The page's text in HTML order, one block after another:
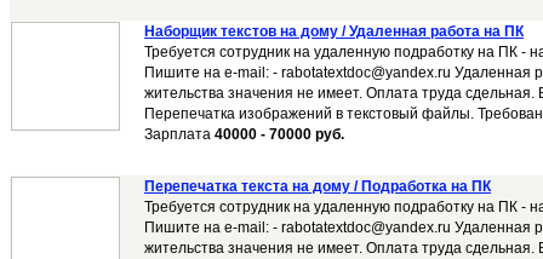
Наборщик текстов на дому / Удаленная работа на ПК
Требуется сотрудник на удаленную подработку на ПК -
Пишите на e-mail: - rabotatextdoc@yandex.ru Удаленная
жительства значения не имеет. Оплата труда сдельная.
Перепечатка изображений в текстовый файлы.
Зарплата 40000 - 70000 руб.
Перепечатка текста на дому / Подработка на ПК
Требуется сотрудник на удаленную подработку на ПК -
Пишите на e-mail: - rabotatextdoc@yandex.ru Удаленная
жительства значения не имеет. Оплата труда сдельная.